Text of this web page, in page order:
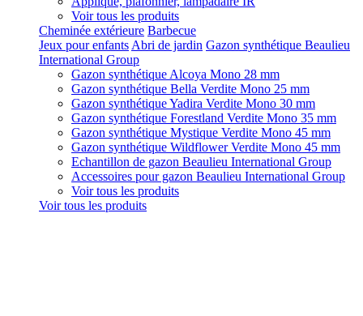
Voir tous les produits
Cheminée extérieure Barbecue
Jeux pour enfants Abri de jardin Gazon synthétique Beaulieu
International Group
Gazon synthétique Alcoya Mono 28 mm
Gazon synthétique Bella Verdite Mono 25 mm
Gazon synthétique Yadira Verdite Mono 30 mm
Gazon synthétique Forestland Verdite Mono 35 mm
Gazon synthétique Mystique Verdite Mono 45 mm
Gazon synthétique Wildflower Verdite Mono 45 mm
Echantillon de gazon Beaulieu International Group
Accessoires pour gazon Beaulieu International Group
Voir tous les produits
Voir tous les produits